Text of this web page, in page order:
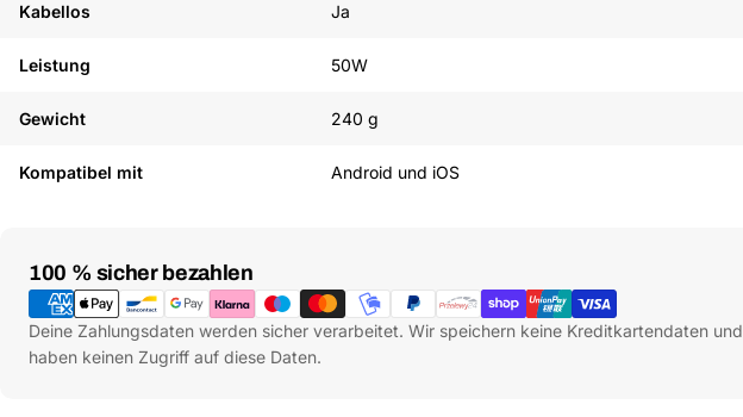
Kabellos Ja
Leistung 50W
Gewicht 240 g
Kompatibel mit Android und iOS
100 % sicher bezahlen
Zahlungsmethoden
Deine Zahlungsdaten werden sicher verarbeitet. Wir speichern keine Kreditkartendaten und
haben keinen Zugriff auf diese Daten.